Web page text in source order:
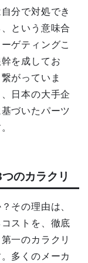
分で対処でき
という意味合
ゲティングこ
を成してお
がっていま
日本の大手企
づいたパーツ
のカラクリ
その理由は、
ストを、徹底
一のカラクリ
多くのメーカ